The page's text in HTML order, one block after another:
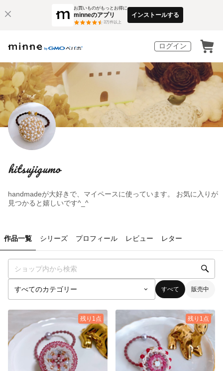
お買いものがもっとお得に
minneのアプリ
3万件以上
インストールする
ログイン
hitsujigumo
handmadeが大好きで、マイペースに使っています。 お気に入りが
見つかると嬉しいです^_^
作品一覧 シリーズ プロフィール レビュー レター
すべて 販売中
残り1点 残り1点